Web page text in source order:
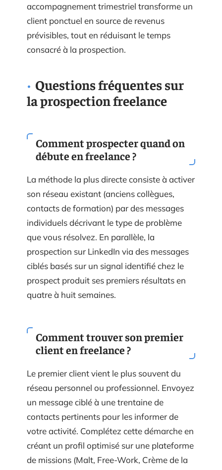
accompagnement trimestriel transforme un
client ponctuel en source de revenus
prévisibles, tout en réduisant le temps
consacré à la prospection.
Questions fréquentes sur
la prospection freelance
Comment prospecter quand on
débute en freelance ?
La méthode la plus directe consiste à activer
son réseau existant (anciens collègues,
contacts de formation) par des messages
individuels décrivant le type de problème
que vous résolvez. En parallèle, la
prospection sur LinkedIn via des messages
ciblés basés sur un signal identifié chez le
prospect produit ses premiers résultats en
quatre à huit semaines.
Comment trouver son premier
client en freelance ?
Le premier client vient le plus souvent du
réseau personnel ou professionnel. Envoyez
un message ciblé à une trentaine de
contacts pertinents pour les informer de
votre activité. Complétez cette démarche en
créant un profil optimisé sur une plateforme
de missions (Malt, Free-Work, Crème de la